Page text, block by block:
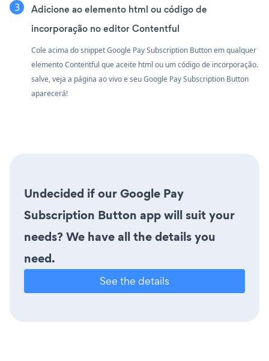
Adicione ao elemento html ou código de
incorporação no editor Contentful
Cole acima do snippet Google Pay Subscription Button em qualquer
elemento Contentful que aceite html ou um código de incorporação.
salve, veja a página ao vivo e seu Google Pay Subscription Button
aparecerá!
Undecided if our Google Pay
Subscription Button app will suit your
needs? We have all the details you
need.
See the details